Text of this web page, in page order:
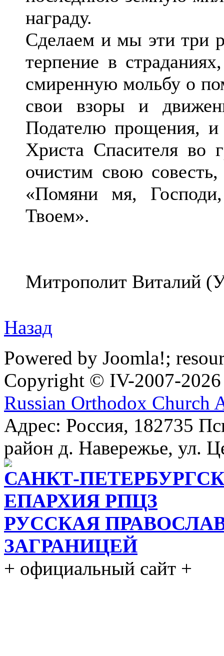
награду.
Сделаем и мы эти три
терпение в
смиренную мольбу о
свои взоры и
Подателю прощения, и
Христа Спасителя во
очистим свою
«Помяни мя,
Твоем».
Митрополит Виталий
Назад
Powered by Joomla!;
Copyright © IV-2007-2026
Russian Orthodox Church
Адрес: Россия, 182735
район д. Навережье, ул.
САНКТ-
ЕПАРХИЯ РПЦЗ
РУССКАЯ
ЗАГРАНИЦЕЙ
+ официальный сайт +